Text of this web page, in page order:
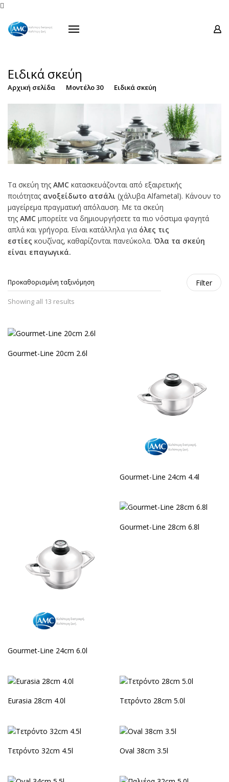

Σειρές
Μουσείο Ενάντιο
Ειδικά σκεύη
Αρχική σελίδα Μοντέλο 30 Ειδικά σκεύη
Τα σκεύη της AMC κατασκευάζονται από εξαιρετικής
ποιότητας ανοξείδωτο ατσάλι (χάλυβα Alfametal). Κάνουν το
μαγείρεμα πραγματική απόλαυση. Με τα σκεύη
της AMC μπορείτε να δημιουργήσετε τα πιο νόστιμα φαγητά
απλά και γρήγορα. Είναι κατάλληλα για όλες τις
εστίες κουζίνας, καθαρίζονται πανεύκολα. Όλα τα σκεύη
είναι επαγωγικά.
Filter
Showing all 13 results
Gourmet-Line 20cm 2.6l
Gourmet-Line 24cm 4.4l
Gourmet-Line 24cm 6.0l
Gourmet-Line 28cm 6.8l
Eurasia 28cm 4.0l Τετρόντο 28cm 5.0l
Τετρόντο 32cm 4.5l Oval 38cm 3.5l